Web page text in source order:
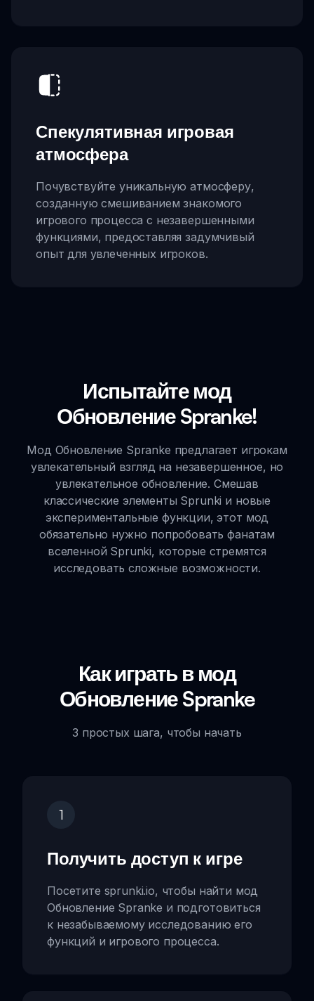
Спекулятивная игровая
атмосфера
Почувствуйте уникальную атмосферу,
созданную смешиванием знакомого
игрового процесса с незавершенными
функциями, предоставляя задумчивый
опыт для увлеченных игроков.
Испытайте мод
Обновление Spranke!
Мод Обновление Spranke предлагает игрокам
увлекательный взгляд на незавершенное, но
увлекательное обновление. Смешав
классические элементы Sprunki и новые
экспериментальные функции, этот мод
обязательно нужно попробовать фанатам
вселенной Sprunki, которые стремятся
исследовать сложные возможности.
Как играть в мод
Обновление Spranke
3 простых шага, чтобы начать
1
Получить доступ к игре
Посетите sprunki.io, чтобы найти мод
Обновление Spranke и подготовиться
к незабываемому исследованию его
функций и игрового процесса.